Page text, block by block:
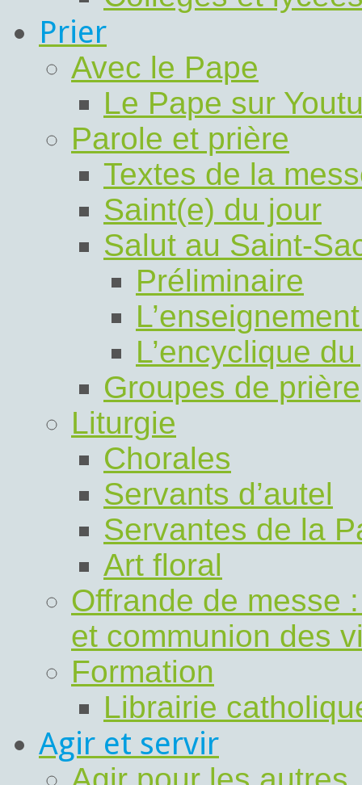
Prier
Avec le Pape
Le Pape sur
Parole et prière
Textes de la
Saint(e) du jour
Salut au Saint-
Préliminaire
L’encyclique
Groupes de prière
Liturgie
Chorales
Servants d’autel
Servantes de la
Art floral
Offrande de messe
et communion des
Formation
Librairie
Agir et servir